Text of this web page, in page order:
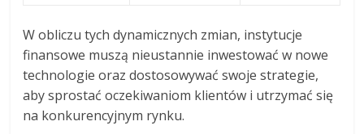
W obliczu tych dynamicznych zmian, instytucje
finansowe muszą nieustannie inwestować w nowe
technologie oraz dostosowywać swoje strategie,
aby sprostać oczekiwaniom klientów i utrzymać się
na konkurencyjnym rynku.